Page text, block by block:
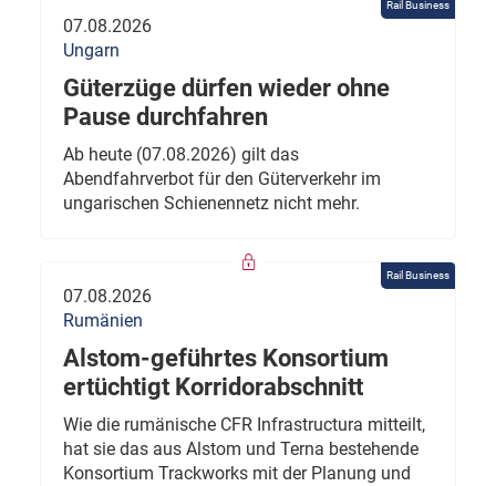
Rail Business
07.08.2026
Ungarn
Güterzüge dürfen wieder ohne
Pause durchfahren
Ab heute (07.08.2026) gilt das
Abendfahrverbot für den Güterverkehr im
ungarischen Schienennetz nicht mehr.
Rail Business
07.08.2026
Rumänien
Alstom-geführtes Konsortium
ertüchtigt Korridorabschnitt
Wie die rumänische CFR Infrastructura mitteilt,
hat sie das aus Alstom und Terna bestehende
Konsortium Trackworks mit der Planung und